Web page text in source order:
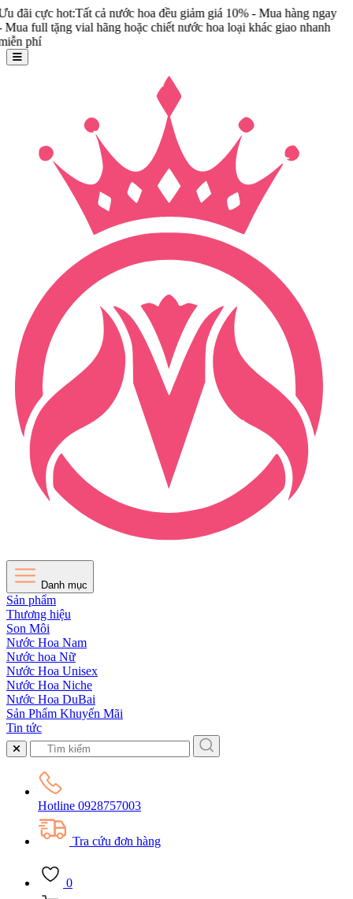
cả nước hoa đều giảm giá 10% - Mua hàng ngay
vial hãng hoặc chiết nước hoa loại khác giao nhanh
Danh mục
Sản phẩm
Thương hiệu
Son Môi
Nước Hoa Nam
Nước hoa Nữ
Nước Hoa Unisex
Nước Hoa Niche
Nước Hoa DuBai
Sản Phẩm Khuyến Mãi
Tin tức
Hotline 0928757003
Tra cứu đơn hàng
0